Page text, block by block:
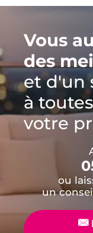
Vous
des
et d'un
à
votre
ou
un
📧